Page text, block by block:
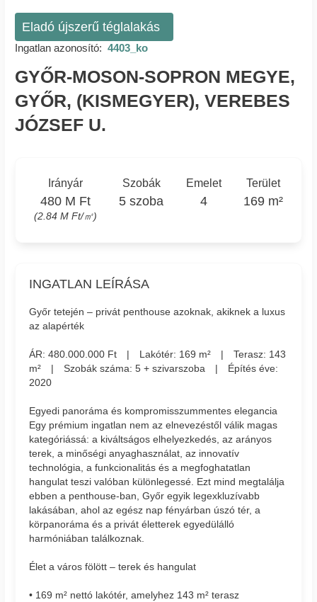
Eladó újszerű téglalakás
Ingatlan azonosító: 4403_ko
GYŐR-MOSON-SOPRON MEGYE,
GYŐR, (KISMEGYER), VEREBES
JÓZSEF U.
Irányár
480 M Ft
(2.84 M Ft/㎡)
Szobák
5 szoba
Emelet
4
Terület
169 m²
INGATLAN LEÍRÁSA
Győr tetején – privát penthouse azoknak, akiknek a luxus
az alapérték
ÁR: 480.000.000 Ft | Lakótér: 169 m² | Terasz: 143
m² | Szobák száma: 5 + szivarszoba | Építés éve:
2020
Egyedi panoráma és kompromisszummentes elegancia
Egy prémium ingatlan nem az elnevezéstől válik magas
kategóriássá: a kiváltságos elhelyezkedés, az arányos
terek, a minőségi anyaghasználat, az innovatív
technológia, a funkcionalitás és a megfoghatatlan
hangulat teszi valóban különlegessé. Ezt mind megtalálja
ebben a penthouse-ban, Győr egyik legexkluzívabb
lakásában, ahol az egész nap fényárban úszó tér, a
körpanoráma és a privát életterek egyedülálló
harmóniában találkoznak.
Élet a város fölött – terek és hangulat
• 169 m² nettó lakótér, amelyhez 143 m² terasz